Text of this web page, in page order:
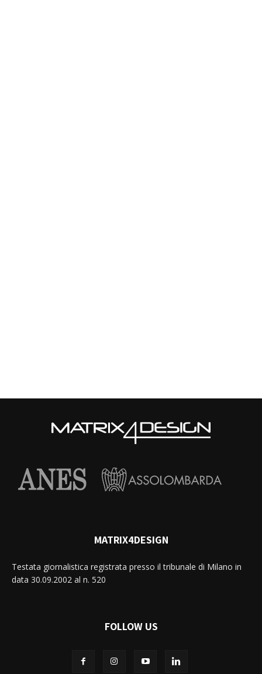
MATRIX4DESIGN
Testata giornalistica registrata presso il tribunale di Milano in
data 30.09.2002 al n. 520
FOLLOW US